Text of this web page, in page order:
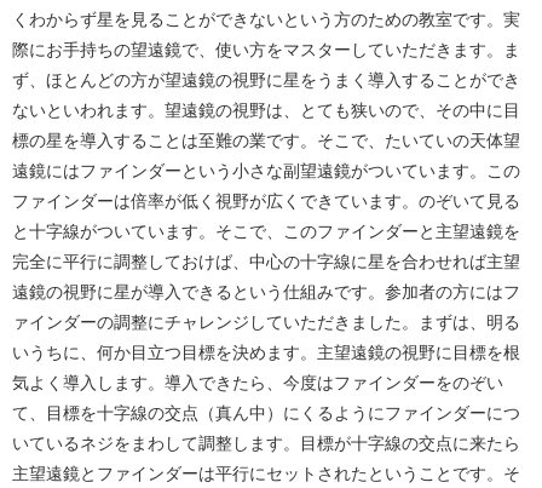
くわからず星を見ることができないという方のための教室です。実
際にお手持ちの望遠鏡で、使い方をマスターしていただきます。ま
ず、ほとんどの方が望遠鏡の視野に星をうまく導入することができ
ないといわれます。望遠鏡の視野は、とても狭いので、その中に目
標の星を導入することは至難の業です。そこで、たいていの天体望
遠鏡にはファインダーという小さな副望遠鏡がついています。この
ファインダーは倍率が低く視野が広くできています。のぞいて見る
と十字線がついています。そこで、このファインダーと主望遠鏡を
完全に平行に調整しておけば、中心の十字線に星を合わせれば主望
遠鏡の視野に星が導入できるという仕組みです。参加者の方にはフ
ァインダーの調整にチャレンジしていただきました。まずは、明る
いうちに、何か目立つ目標を決めます。主望遠鏡の視野に目標を根
気よく導入します。導入できたら、今度はファインダーをのぞい
て、目標を十字線の交点（真ん中）にくるようにファインダーにつ
いているネジをまわして調整します。目標が十字線の交点に来たら
主望遠鏡とファインダーは平行にセットされたということです。そ